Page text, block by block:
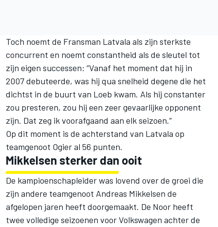
Toch noemt de Fransman Latvala als zijn sterkste
concurrent en noemt constantheid als de sleutel tot
zijn eigen successen: “Vanaf het moment dat hij in
2007 debuteerde, was hij qua snelheid degene die het
dichtst in de buurt van Loeb kwam. Als hij constanter
zou presteren, zou hij een zeer gevaarlijke opponent
zijn. Dat zeg ik voorafgaand aan elk seizoen.”
Op dit moment is de achterstand van Latvala op
teamgenoot Ogier al 56 punten.
Mikkelsen sterker dan ooit
De kampioenschapleider was lovend over de groei die
zijn andere teamgenoot Andreas Mikkelsen de
afgelopen jaren heeft doorgemaakt. De Noor heeft
twee volledige seizoenen voor Volkswagen achter de